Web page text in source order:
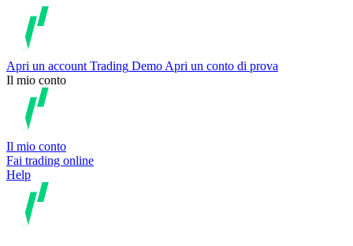
Apri un account Trading Demo Apri un conto di prova
Il mio conto
Il mio conto
Fai trading online
Help